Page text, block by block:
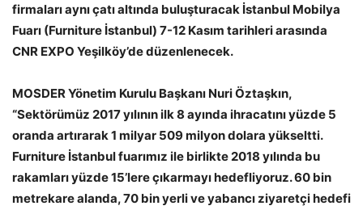
firmaları aynı çatı altında buluşturacak İstanbul Mobilya
Fuarı (Furniture İstanbul) 7-12 Kasım tarihleri arasında
CNR EXPO Yeşilköy’de düzenlenecek.
MOSDER Yönetim Kurulu Başkanı Nuri Öztaşkın,
“Sektörümüz 2017 yılının ilk 8 ayında ihracatını yüzde 5
oranda artırarak 1 milyar 509 milyon dolara yükseltti.
Furniture İstanbul fuarımız ile birlikte 2018 yılında bu
rakamları yüzde 15’lere çıkarmayı hedefliyoruz. 60 bin
metrekare alanda, 70 bin yerli ve yabancı ziyaretçi hedefi